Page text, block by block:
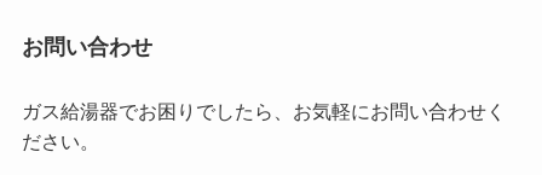
お問い合わせ
ガス給湯器でお困りでしたら、お気軽にお問い合わせく
ださい。